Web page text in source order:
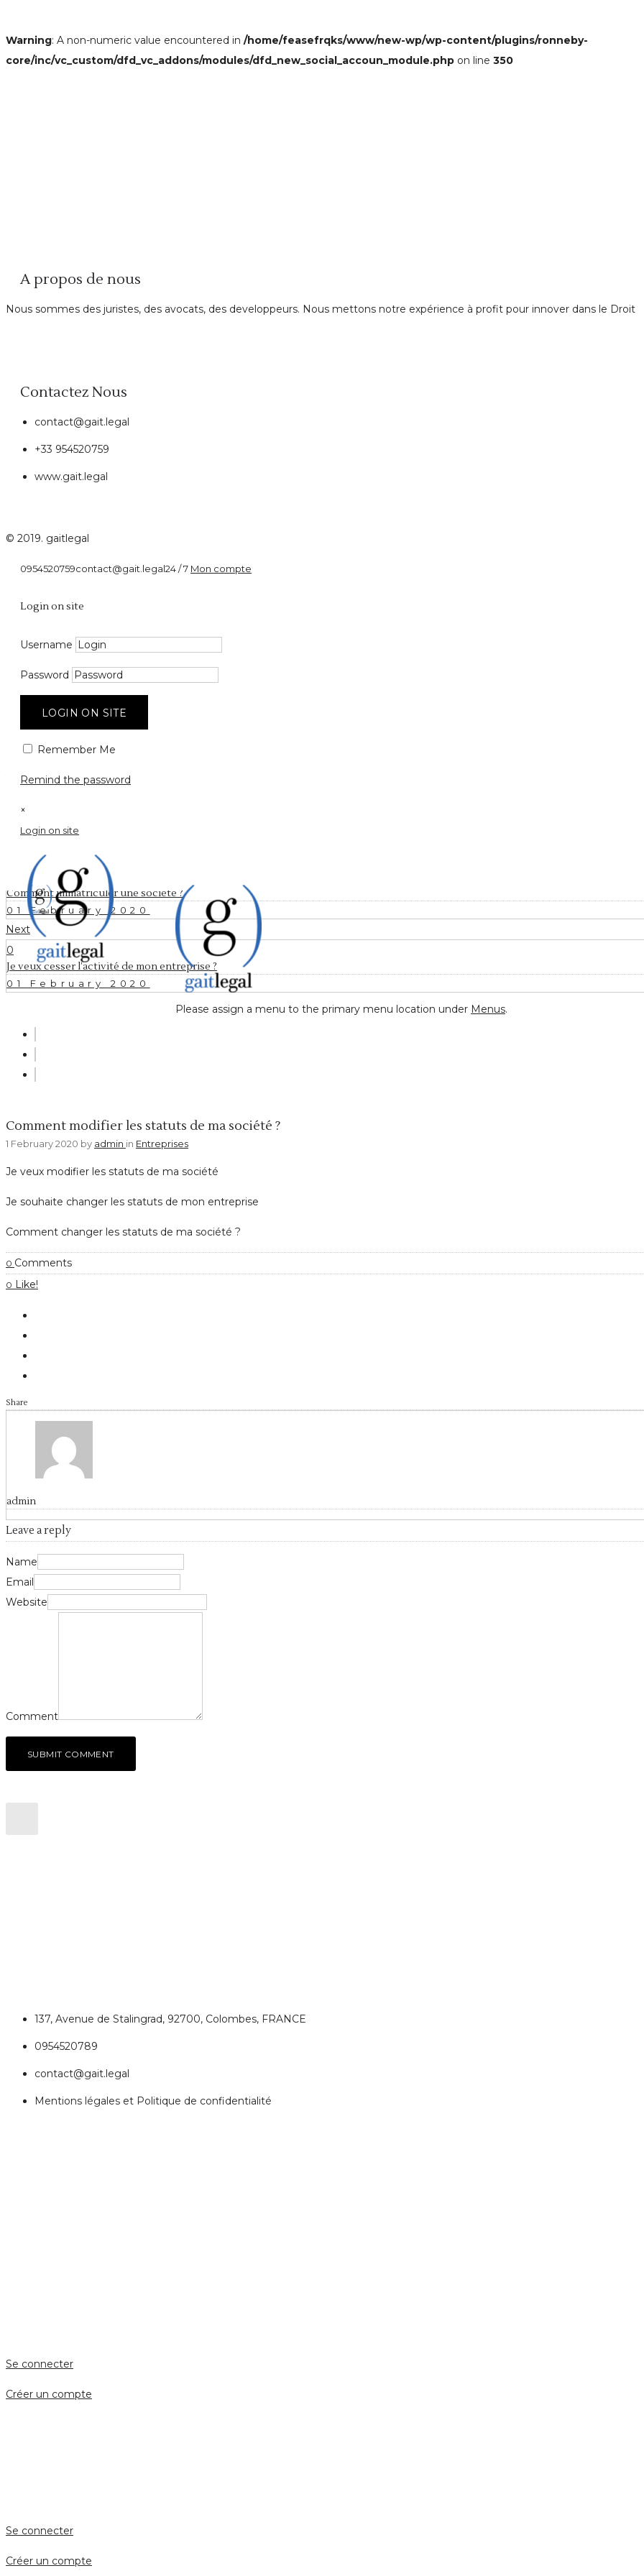
Warning: A non-numeric value encountered in /home/feasefrqks/www/new-wp/wp-content/plugins/ronneby-
core/inc/vc_custom/dfd_vc_addons/modules/dfd_new_social_accoun_module.php on line 350
A propos de nous
Nous sommes des juristes, des avocats, des developpeurs. Nous mettons notre expérience à profit pour innover dans le Droit
Contactez Nous
contact@gait.legal
+33 954520759
www.gait.legal
© 2019. gaitlegal
0954520759contact@gait.legal24 / 7 Mon compte
Login on site
Username
Password
LOGIN ON SITE
Remember Me
Remind the password
×
Login on site
Please assign a menu to the primary menu location under Menus.
Entreprises
Comment modifier les
ma société ?
1 February 2020 byadmin0
Comment immatriculer une société ?
01 February 2020
Next
0
Je veux cesser l’activité de mon entreprise ?
01 February 2020
Comment modifier les statuts de ma société ?
1 February 2020 by admin in Entreprises
Je veux modifier les statuts de ma société
Je souhaite changer les statuts de mon entreprise
Comment changer les statuts de ma société ?
0 Comments
0 Like!
Share
admin
Leave a reply
Name
Email
Website
Comment
SUBMIT COMMENT
137, Avenue de Stalingrad, 92700, Colombes, FRANCE
0954520789
contact@gait.legal
Mentions légales et Politique de confidentialité
Se connecter
Créer un compte
Se connecter
Créer un compte